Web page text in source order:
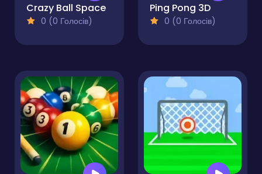
Crazy Ball Space
0 (0 Голосів)
Ping Pong 3D
0 (0 Голосів)